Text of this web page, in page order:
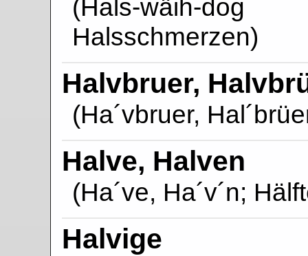
(Hals-wäih-
Halsschmerzen)
Halvbruer,
(Ha´vbruer,
Halve, Halven
(Ha´ve, Ha´v´n;
Halvige